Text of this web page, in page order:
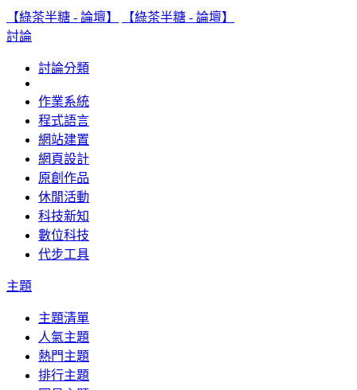
【綠茶半糖 - 論壇】
【綠茶半糖 - 論壇】
討論
討論分類
作業系統
程式語言
網站建置
網頁設計
原創作品
休閒活動
科技新知
數位科技
代步工具
主題
主題清單
人氣主題
熱門主題
排行主題